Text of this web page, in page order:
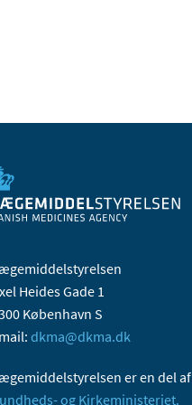
Heides Gade 1
København S
dkma@dkma.dk
er en del af
og Kirkeministeriet.